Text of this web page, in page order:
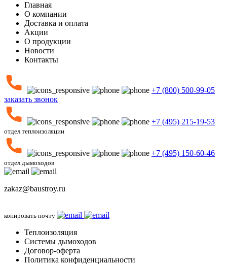
Главная
О компании
Доставка и оплата
Акции
О продукции
Новости
Контакты
+7 (800) 500-99-05
заказать звонок
+7 (495) 215-19-53
отдел теплоизоляции
+7 (495) 150-60-46
отдел дымоходов
zakaz@baustroy.ru
копировать почту
Теплоизоляция
Системы дымоходов
Договор-оферта
Политика конфиденциальности